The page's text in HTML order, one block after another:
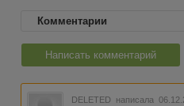
Комментарии
Написать комментарий
DELETED написала